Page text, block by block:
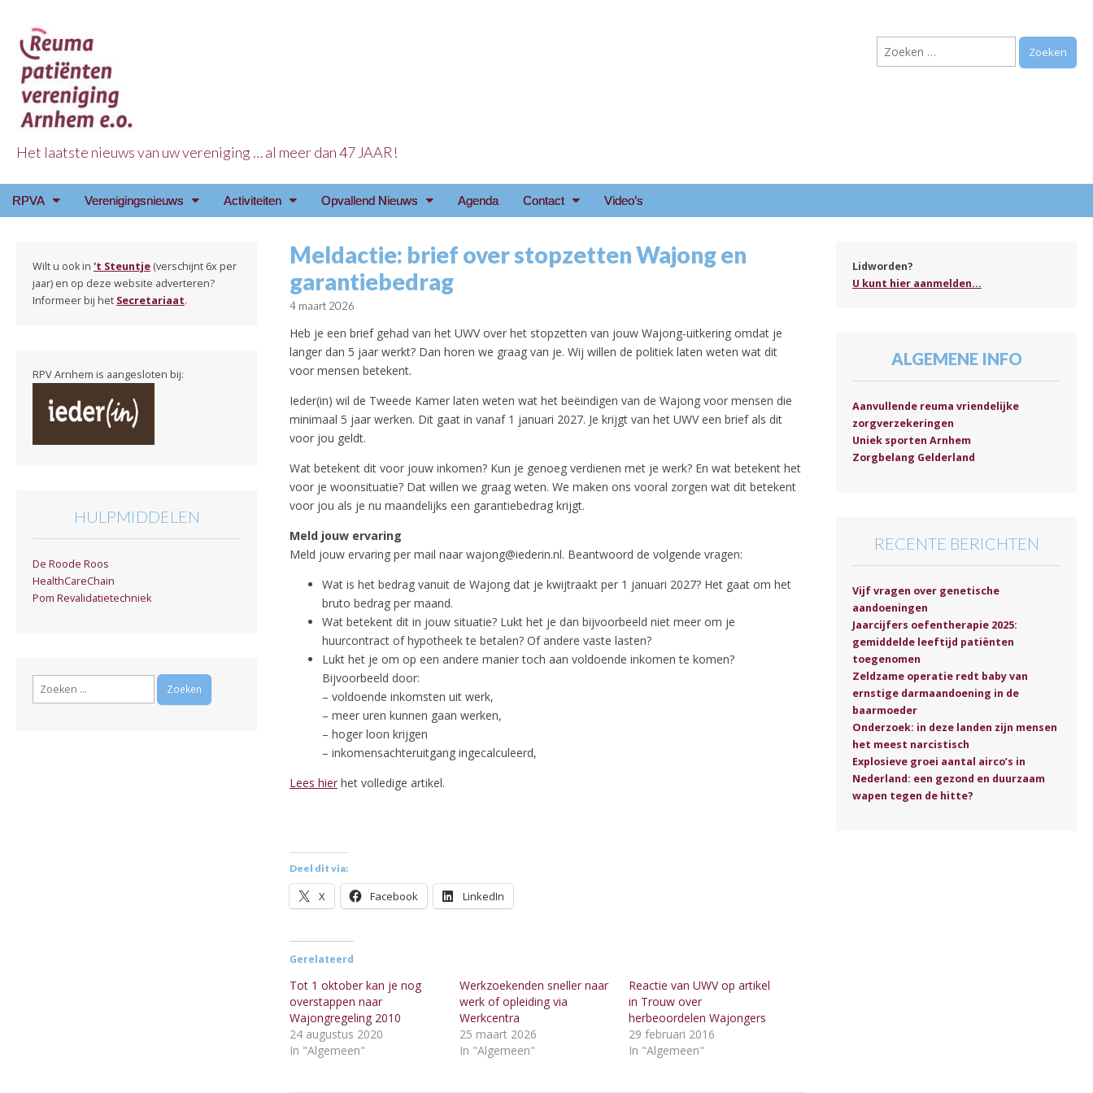
Reuma Patienten Vereniging Arnhem e.o.
Het laatste nieuws van uw vereniging … al meer dan 47 JAAR!
Zoeken
naar:
Main
Skip
RPVA Verenigingsnieuws Activiteiten Opvallend Nieuws Agenda Contact Video’s
Meldactie: brief over stopzetten Wajong en
garantiebedrag
4 maart 2026
Heb je een brief gehad van het UWV over het stopzetten van jouw Wajong-uitkering omdat je
langer dan 5 jaar werkt? Dan horen we graag van je. Wij willen de politiek laten weten wat dit
voor mensen betekent.
Ieder(in) wil de Tweede Kamer laten weten wat het beëindigen van de Wajong voor mensen die
minimaal 5 jaar werken. Dit gaat in vanaf 1 januari 2027. Je krijgt van het UWV een brief als dit
voor jou geldt.
Wat betekent dit voor jouw inkomen? Kun je genoeg verdienen met je werk? En wat betekent het
voor je woonsituatie? Dat willen we graag weten. We maken ons vooral zorgen wat dit betekent
voor jou als je nu maandelijks een garantiebedrag krijgt.
Meld jouw ervaring
Meld jouw ervaring per mail naar wajong@iederin.nl. Beantwoord de volgende vragen:
Wat is het bedrag vanuit de Wajong dat je kwijtraakt per 1 januari 2027? Het gaat om het
bruto bedrag per maand.
Wat betekent dit in jouw situatie? Lukt het je dan bijvoorbeeld niet meer om je
huurcontract of hypotheek te betalen? Of andere vaste lasten?
Lukt het je om op een andere manier toch aan voldoende inkomen te komen?
Bijvoorbeeld door:
– voldoende inkomsten uit werk,
– meer uren kunnen gaan werken,
– hoger loon krijgen
– inkomensachteruitgang ingecalculeerd,
Lees hier het volledige artikel.
Deel dit via:
X Facebook LinkedIn
Gerelateerd
Tot 1 oktober kan je nog
overstappen naar
Wajongregeling 2010
24 augustus 2020
In "Algemeen"
Werkzoekenden sneller naar
werk of opleiding via
Werkcentra
25 maart 2026
In "Algemeen"
Reactie van UWV op artikel
in Trouw over
herbeoordelen Wajongers
29 februari 2016
In "Algemeen"
Wilt u ook in 't Steuntje (verschijnt 6x per
jaar) en op deze website adverteren?
Informeer bij het Secretariaat.
RPV Arnhem is aangesloten bij:
HULPMIDDELEN
De Roode Roos
HealthCareChain
Pom Revalidatietechniek
Zoeken
Lidworden?
U kunt hier aanmelden...
ALGEMENE INFO
Aanvullende reuma vriendelijke
zorgverzekeringen
Uniek sporten Arnhem
Zorgbelang Gelderland
RECENTE BERICHTEN
Vijf vragen over genetische
aandoeningen
Jaarcijfers oefentherapie 2025:
gemiddelde leeftijd patiënten
toegenomen
Zeldzame operatie redt baby van
ernstige darmaandoening in de
baarmoeder
Onderzoek: in deze landen zijn mensen
het meest narcistisch
Explosieve groei aantal airco’s in
Nederland: een gezond en duurzaam
wapen tegen de hitte?